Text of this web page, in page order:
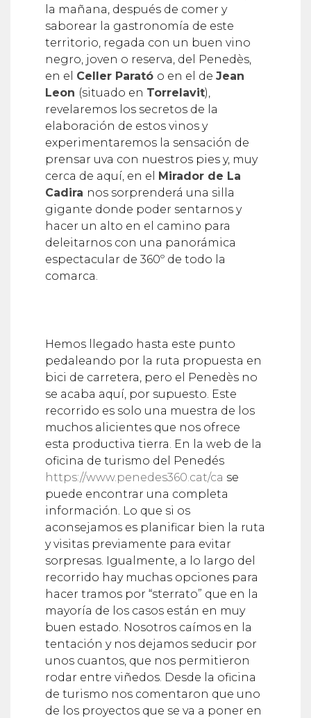
la mañana, después de comer y
saborear la gastronomía de este
territorio, regada con un buen vino
negro, joven o reserva, del Penedès,
en el Celler Parató o en el de Jean
Leon (situado en Torrelavit),
revelaremos los secretos de la
elaboración de estos vinos y
experimentaremos la sensación de
prensar uva con nuestros pies y, muy
cerca de aquí, en el Mirador de La
Cadira nos sorprenderá una silla
gigante donde poder sentarnos y
hacer un alto en el camino para
deleitarnos con una panorámica
espectacular de 360º de todo la
comarca.
Hemos llegado hasta este punto
pedaleando por la ruta propuesta en
bici de carretera, pero el Penedès no
se acaba aquí, por supuesto. Este
recorrido es solo una muestra de los
muchos alicientes que nos ofrece
esta productiva tierra. En la web de la
oficina de turismo del Penedés
https://www.penedes360.cat/ca se
puede encontrar una completa
información. Lo que si os
aconsejamos es planificar bien la ruta
y visitas previamente para evitar
sorpresas. Igualmente, a lo largo del
recorrido hay muchas opciones para
hacer tramos por “sterrato” que en la
mayoría de los casos están en muy
buen estado. Nosotros caímos en la
tentación y nos dejamos seducir por
unos cuantos, que nos permitieron
rodar entre viñedos. Desde la oficina
de turismo nos comentaron que uno
de los proyectos que se va a poner en